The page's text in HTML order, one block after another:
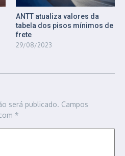
ANTT atualiza valores da
tabela dos pisos mínimos de
frete
29/08/2023
será publicado. Campos
*